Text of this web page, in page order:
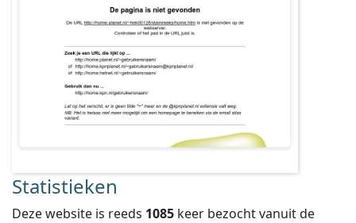
Statistieken
Deze website is reeds 1085 keer bezocht vanuit de